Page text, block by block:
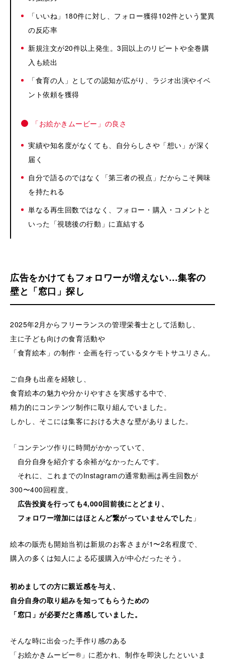
「いいね」180件に対し、フォロー獲得102件という驚異
の反応率
新規注文が20件以上発生。3回以上のリピートや全巻購
入も続出
「食育の人」としての認知が広がり、ラジオ出演やイベ
ント依頼を獲得
「お絵かきムービー」の良さ
実績や知名度がなくても、自分らしさや「想い」が深く
届く
自分で語るのではなく「第三者の視点」だからこそ興味
を持たれる
単なる再生回数ではなく、フォロー・購入・コメントと
いった「視聴後の行動」に直結する
広告をかけてもフォロワーが増えない…集客の
壁と「窓口」探し
2025年2月からフリーランスの管理栄養士として活動し、
主に子ども向けの食育活動や
「食育絵本」の制作・企画を行っているタケモトサユリさん。
ご自身も出産を経験し、
食育絵本の魅力や分かりやすさを実感する中で、
精力的にコンテンツ制作に取り組んでいました。
しかし、そこには集客における大きな壁がありました。
「コンテンツ作りに時間がかかっていて、
自分自身を紹介する余裕がなかったんです。
それに、これまでのInstagramの通常動画は再生回数が
300〜400回程度。
広告投資を行っても4,000回前後にとどまり、
フォロワー増加にはほとんど繋がっていませんでした 」
絵本の販売も開始当初は新規のお客さまが1〜2名程度で、
購入の多くは知人による応援購入が中心だったそう。
初めましての方に親近感を与え、
自分自身の取り組みを知ってもらうための
「窓口」が必要だと痛感していました。
そんな時に出会った手作り感のある
「お絵かきムービー®」に惹かれ、制作を即決したといいま